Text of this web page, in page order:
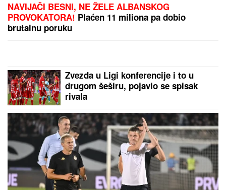
NAVIJAČI BESNI, NE ŽELE ALBANSKOG
PROVOKATORA! Plaćen 11 miliona pa dobio
brutalnu poruku
Zvezda u Ligi konferencije i to u
drugom šeširu, pojavio se spisak
rivala